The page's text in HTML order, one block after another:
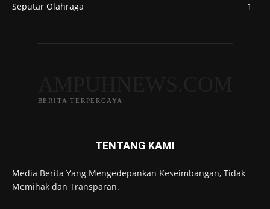
Seputar Olahraga
1
BERITA TERPERCAYA
TENTANG KAMI
Media Berita Yang Mengedepankan Keseimbangan, Tidak
Memihak dan Transparan.